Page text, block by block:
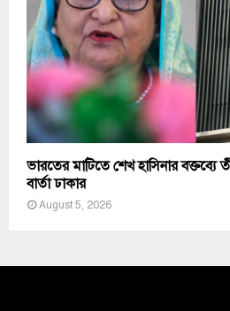
ভারতের মাটিতে শেখ হাসিনার বক্তব্যে
বার্তা ঢাকার
August 5, 2026